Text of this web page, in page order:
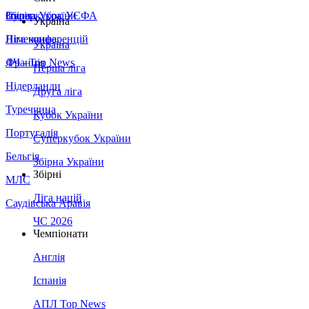
Збірна України
Італія
Німеччина
Франція
Нідерланди
Туреччина
Португалія
Бельгія
МЛС
Саудівська Аравія
Суперкубок УЄФА
Ліга конференцій
ЛЧ - Top News
Україна
Україна
Перша ліга
Друга ліга
Кубок України
Суперкубок України
Збірна України
Збірні
Ліга націй
ЧС 2026
Чемпіонати
Англія
Іспанія
АПЛ Top News